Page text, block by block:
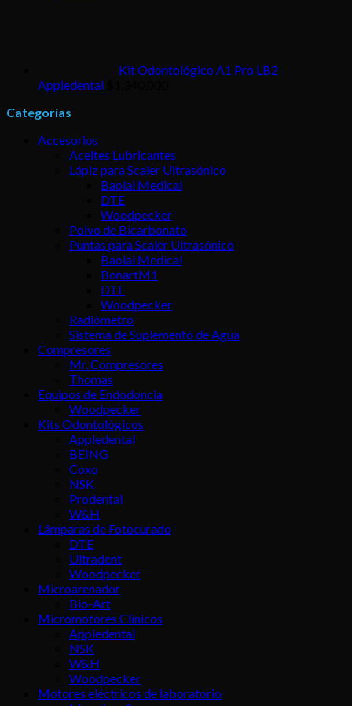
Kit Odontológico A1 Pro LB2
Appledental
Categorías
Accesorios
Aceites Lubricantes
Lápiz para Scaler Ultrasónico
Baolai Medical
DTE
Woodpecker
Polvo de Bicarbonato
Puntas para Scaler Ultrasónico
Baolai Medical
BonartM1
DTE
Woodpecker
Radiómetro
Sistema de Suplemento de Agua
Compresores
Mr. Compresores
Thomas
Equipos de Endodoncia
Woodpecker
Kits Odontológicos
Appledental
BEING
Coxo
NSK
Prodental
W&H
Lámparas de Fotocurado
DTE
Ultradent
Woodpecker
Microarenador
Bio-Art
Micromotores Clínicos
Appledental
NSK
W&H
Woodpecker
Motores eléctricos de laboratorio